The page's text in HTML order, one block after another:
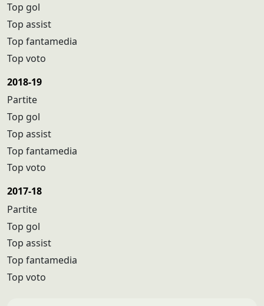
Top gol
Top assist
Top fantamedia
Top voto
2018-19
Partite
Top gol
Top assist
Top fantamedia
Top voto
2017-18
Partite
Top gol
Top assist
Top fantamedia
Top voto